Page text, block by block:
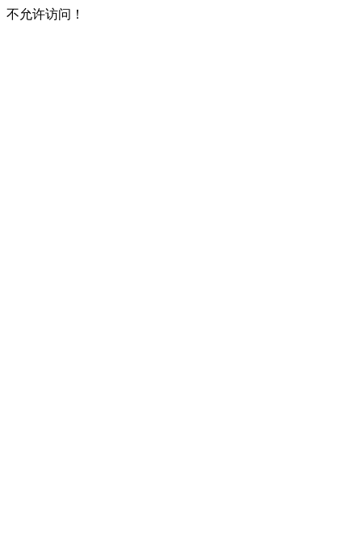
不允许访问！